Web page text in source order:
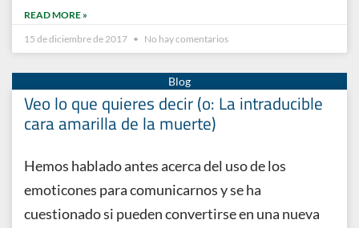
READ MORE »
15 de diciembre de 2017
No hay comentarios
Veo lo que quieres decir (o: La intraducible
cara amarilla de la muerte)
Hemos hablado antes acerca del uso de los
emoticones para comunicarnos y se ha
cuestionado si pueden convertirse en una nueva